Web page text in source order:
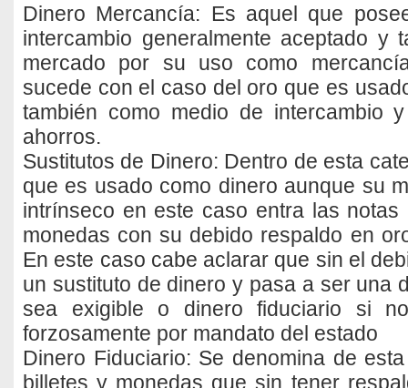
Dinero Mercancía: Es aquel que
intercambio generalmente aceptado y
mercado por su uso como
sucede con el caso del oro que es
también como medio de intercambio
ahorros.
Sustitutos de Dinero: Dentro de esta
que es usado como dinero aunque su
intrínseco en este caso entra las
monedas con su debido respaldo en
En este caso cabe aclarar que sin el
un sustituto de dinero y pasa a ser una
sea exigible o dinero fiduciario si
forzosamente por mandato del estado
Dinero Fiduciario: Se denomina de
billetes y monedas que sin tener